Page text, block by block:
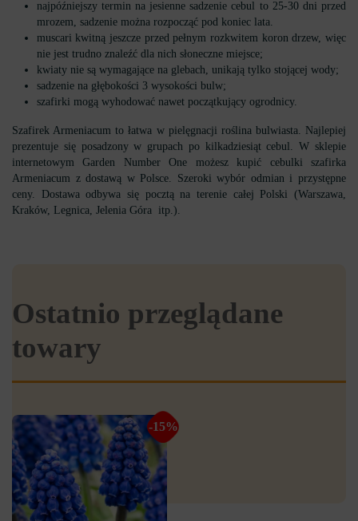
najpóźniejszy termin na jesienne sadzenie cebul to 25-30 dni przed
mrozem, sadzenie można rozpocząć pod koniec lata.
muscari kwitną jeszcze przed pełnym rozkwitem koron drzew, więc
nie jest trudno znaleźć dla nich słoneczne miejsce;
kwiaty nie są wymagające na glebach, unikają tylko stojącej wody;
sadzenie na głębokości 3 wysokości bulw;
szafirki mogą wyhodować nawet początkujący ogrodnicy.
Szafirek Armeniacum to łatwa w pielęgnacji roślina bulwiasta. Najlepiej
prezentuje się posadzony w grupach po kilkadziesiąt cebul. W sklepie
internetowym Garden Number One możesz kupić cebulki szafirka
Armeniacum z dostawą w Polsce. Szeroki wybór odmian i przystępne
ceny. Dostawa odbywa się pocztą na terenie całej Polski (Warszawa,
Kraków, Legnica, Jelenia Góra itp.).
Ostatnio przeglądane
towary
-15%